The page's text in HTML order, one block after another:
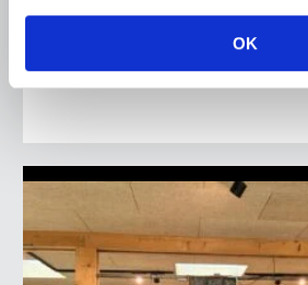
OK
Ronald Oenema op het
Vries in It Heidenskip.